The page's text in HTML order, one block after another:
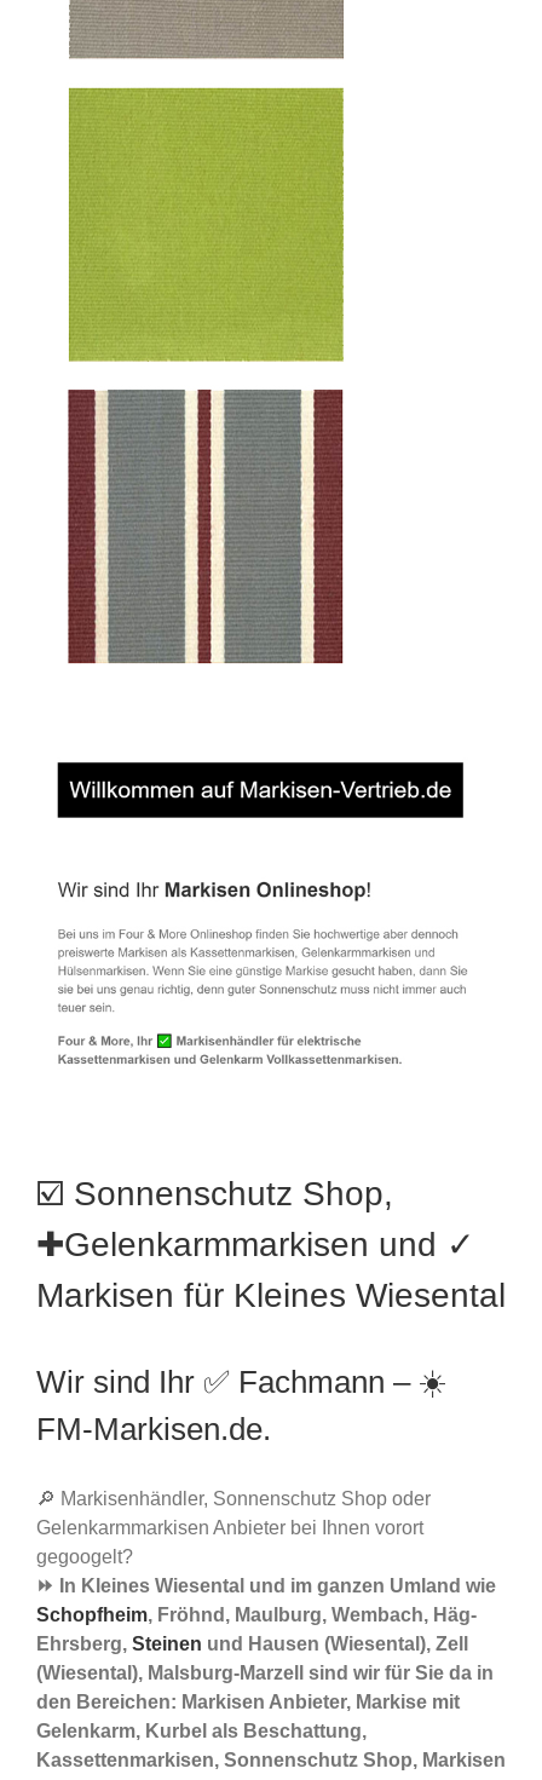
☑️ Sonnenschutz Shop,
✚Gelenkarmmarkisen und ✓
Markisen für Kleines Wiesental
Wir sind Ihr ✅ Fachmann – ☀️
FM-Markisen.de.
🔎 Markisenhändler, Sonnenschutz Shop oder
Gelenkarmmarkisen Anbieter bei Ihnen vorort
gegoogelt?
⏩ In Kleines Wiesental und im ganzen Umland wie
Schopfheim, Fröhnd, Maulburg, Wembach, Häg-
Ehrsberg, Steinen und Hausen (Wiesental), Zell
(Wiesental), Malsburg-Marzell sind wir für Sie da in
den Bereichen: Markisen Anbieter, Markise mit
Gelenkarm, Kurbel als Beschattung,
Kassettenmarkisen, Sonnenschutz Shop, Markisen